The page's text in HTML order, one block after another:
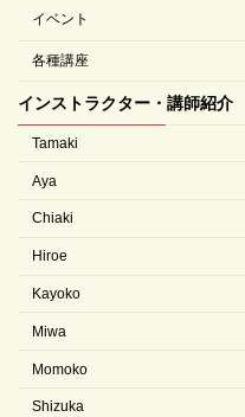
イベント
各種講座
インストラクター・講師紹介
Tamaki
Aya
Chiaki
Hiroe
Kayoko
Miwa
Momoko
Shizuka